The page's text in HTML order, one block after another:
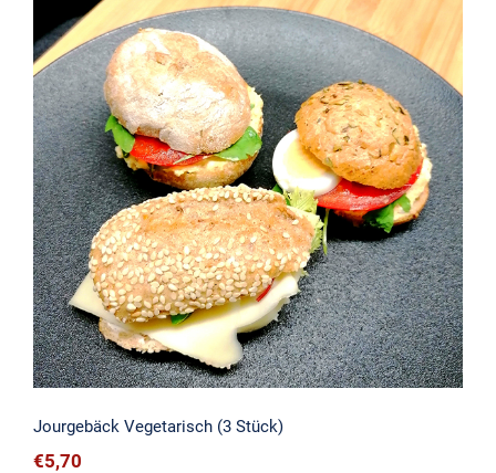
Jourgebäck Vegetarisch (3 Stück)
Jourgebäck Vegetarisch (3 Stück)
€5,70